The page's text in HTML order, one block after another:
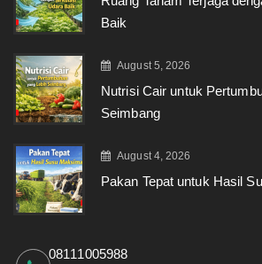
Baik
August 5, 2026
Nutrisi Cair untuk
Seimbang
August 4, 2026
Pakan Tepat untuk Hasil
08111005988